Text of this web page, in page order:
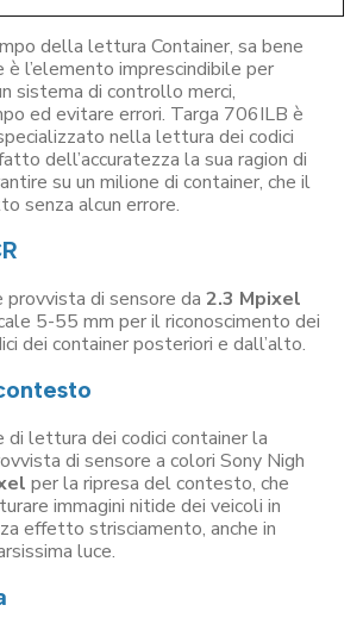
della lettura Container, sa bene
è l’elemento imprescindibile per
sistema di controllo merci,
ed evitare errori. Targa 706ILB è
nella lettura dei codici
dell’accuratezza la sua ragion di
su un milione di container, che il
senza alcun errore.
provvista di sensore da 2.3 Mpixel
5-55 mm per il riconoscimento dei
dei container posteriori e dall’alto.
lettura dei codici container la
di sensore a colori Sony Nigh
per la ripresa del contesto, che
immagini nitide dei veicoli in
effetto strisciamento, anche in
luce.